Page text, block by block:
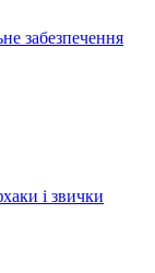
забезпечення
і звички